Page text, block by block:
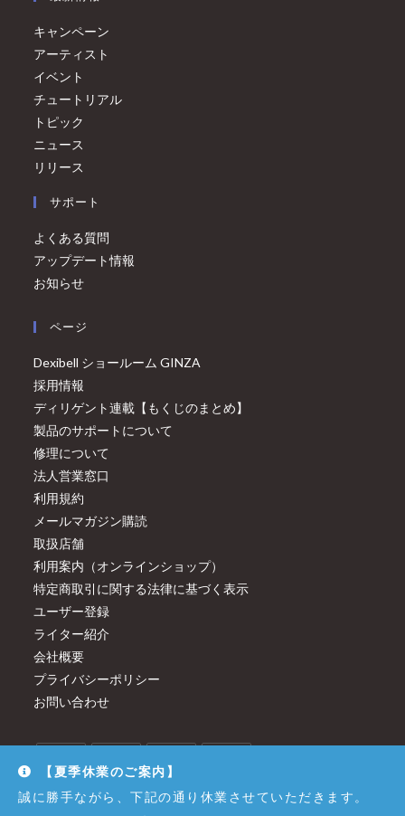
キャンペーン
アーティスト
イベント
チュートリアル
トピック
ニュース
リリース
サポート
よくある質問
アップデート情報
お知らせ
ページ
Dexibell ショールーム GINZA
採用情報
ディリゲント連載【もくじのまとめ】
製品のサポートについて
修理について
法人営業窓口
利用規約
メールマガジン購読
取扱店舗
利用案内（オンラインショップ）
特定商取引に関する法律に基づく表示
ユーザー登録
ライター紹介
会社概要
プライバシーポリシー
お問い合わせ
【夏季休業のご案内】
誠に勝手ながら、下記の通り休業させていただきます。